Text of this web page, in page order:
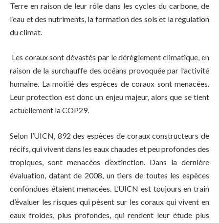
Terre en raison de leur rôle dans les cycles du carbone, de
l’eau et des nutriments, la formation des sols et la régulation
du climat.
Les coraux sont dévastés par le dérèglement climatique, en
raison de la surchauffe des océans provoquée par l’activité
humaine. La moitié des espèces de coraux sont menacées.
Leur protection est donc un enjeu majeur, alors que se tient
actuellement la COP29.
Selon l’UICN, 892 des espèces de coraux constructeurs de
récifs, qui vivent dans les eaux chaudes et peu profondes des
tropiques, sont menacées d’extinction. Dans la dernière
évaluation, datant de 2008, un tiers de toutes les espèces
confondues étaient menacées. L’UICN est toujours en train
d’évaluer les risques qui pèsent sur les coraux qui vivent en
eaux froides, plus profondes, qui rendent leur étude plus